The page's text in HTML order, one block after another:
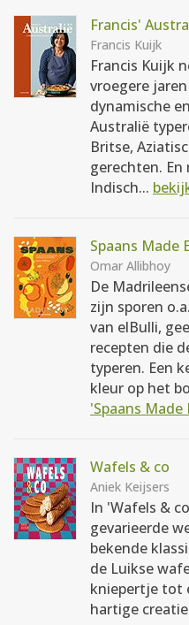
Francis'
Francis Kuijk
Francis Kuijk
vroegere
dynamische
Australië
Britse,
gerechten.
Indisch...
Spaans Made
Omar Allibhoy
De
zijn sporen
van elBulli,
recepten die
typeren. Een
kleur op het
'Spaans Made
Wafels & co
Aniek Keijsers
In 'Wafels &
gevarieerde
bekende
de Luikse
kniepertje tot
hartige